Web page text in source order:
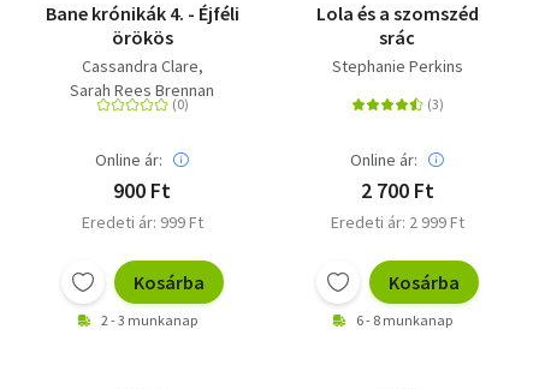
Bane krónikák 4. - Éjféli
örökös
Cassandra Clare
Sarah Rees Brennan
Online ár:
900 Ft
Eredeti ár: 999 Ft
Kosárba
2 - 3 munkanap
Lola és a szomszéd
srác
Stephanie Perkins
Online ár:
2 700 Ft
Eredeti ár: 2 999 Ft
Kosárba
6 - 8 munkanap